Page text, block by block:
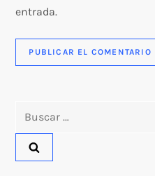
entrada.